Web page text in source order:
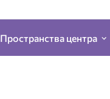
Пространства центра